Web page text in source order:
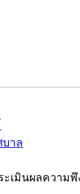
บาล
เมินผลความ